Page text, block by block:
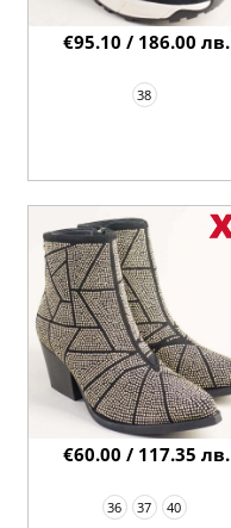
38
€95.10 / 186.00 лв.
36 37 40
€60.00 / 117.35 лв.